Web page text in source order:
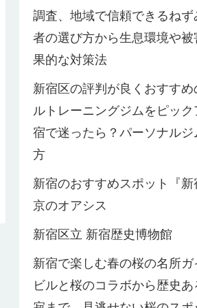
調査、地域で信頼できるねず
者の選び方から生息環境や被
果的な対策法
新宿区の評判が良くおすすめ
ルトレーニングジムをピッ
宿で迷ったら？パーソナルジ
方
新宿のおすすめスポット『新
京のオアシス
新宿区立 新宿歴史博物館
新宿で楽しむ春の桜の名所ガ
ビルと桜のコラボから歴史